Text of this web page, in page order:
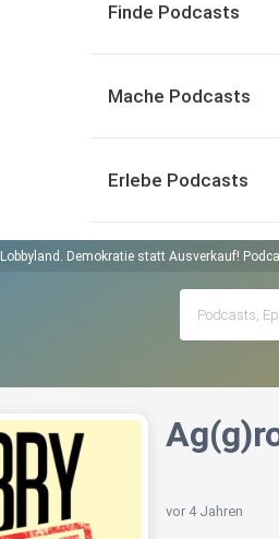
Finde Podcasts
Mache Podcasts
Erlebe Podcasts
Lobbyland. Demokratie statt Ausverkauf!
vor 4 Jahren